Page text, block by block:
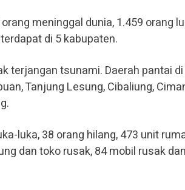
meninggal dunia, 1.459 orang
di 5 kabupaten.
terjangan tsunami. Daerah pantai di
Tanjung Lesung, Cibaliung,
luka, 38 orang hilang, 473 unit
dan toko rusak, 84 mobil rusak